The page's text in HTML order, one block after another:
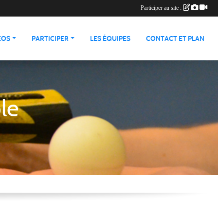
PARTICIPER LES ÉQUIPES CONTACT ET PLAN
Participer au site :